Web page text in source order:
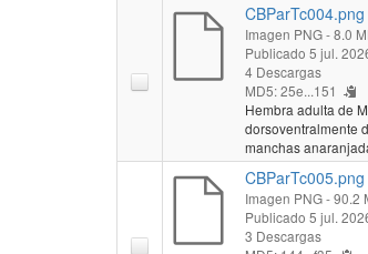
CBParTc004.png
Imagen PNG- 8.0
Publicado 5 jul.
4 Descargas
MD5: 25e...151
Hembra adulta de
dorsoventralmente
manchas
CBParTc005.png
Imagen PNG- 90.2
Publicado 5 jul.
3 Descargas